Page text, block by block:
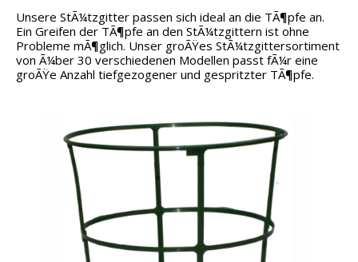
Unsere StÃ¼tzgitter passen sich ideal an die TÃ¶pfe an.
Ein Greifen der TÃ¶pfe an den StÃ¼tzgittern ist ohne
Probleme mÃ¶glich. Unser groÃŸes StÃ¼tzgittersortiment
von Ã¼ber 30 verschiedenen Modellen passt fÃ¼r eine
groÃŸe Anzahl tiefgezogener und gespritzter TÃ¶pfe.